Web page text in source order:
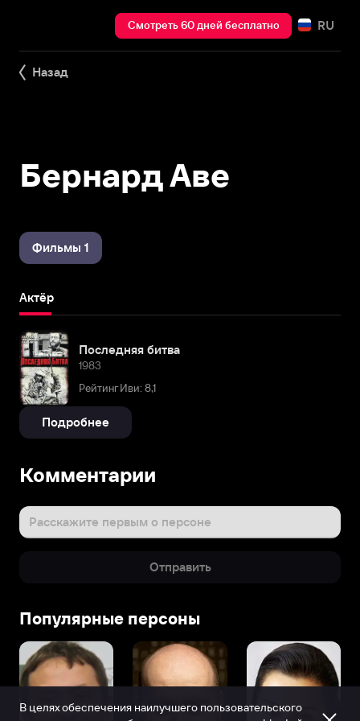
Смотреть 60 дней бесплатно RU
Назад
Бернард Аве
Фильмы 1
Актёр
Последняя битва
1983
Рейтинг Иви: 8,1
Подробнее
Комментарии
Расскажите первым о персоне
Отправить
Популярные персоны
В целях обеспечения наилучшего пользовательского